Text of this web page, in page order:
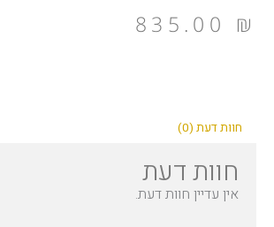
835.00 ₪
חוות דעת (0)
חוות דעת
אין עדיין חוות דעת.